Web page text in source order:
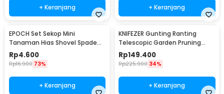
+ Keranjang + Keranjang
EPOCH Set Sekop Mini
Tanaman Hias Shovel Spade
Gardening Tools 3 PCS -
LXY549
Rp4.600
Rp16.900 73%
+ Keranjang
KNIFEZER Gunting Ranting
Telescopic Garden Pruning
Shear Scissors - 2026
Rp149.400
Rp225.900 34%
+ Keranjang